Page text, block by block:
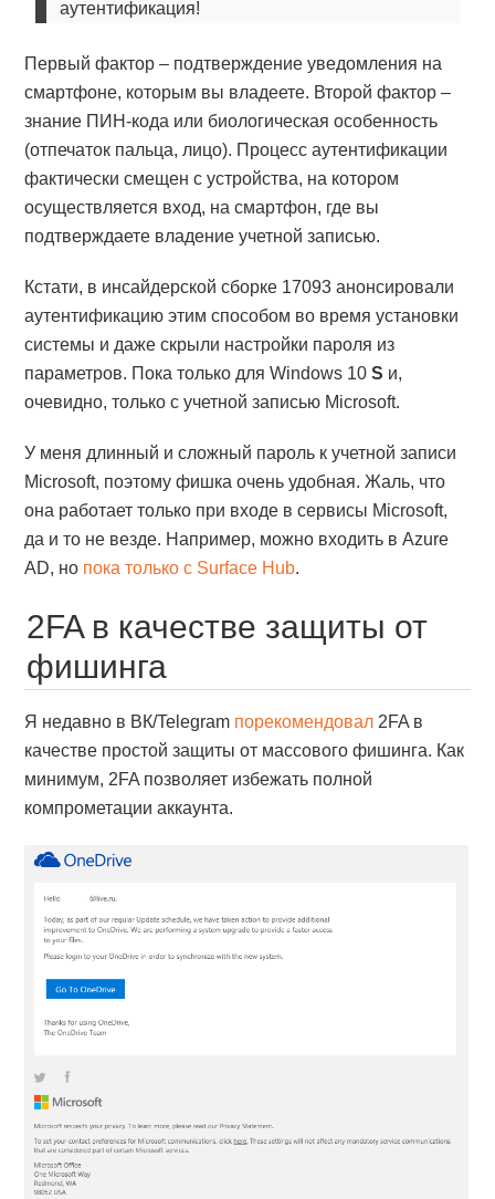
аутентификация!
Первый фактор – подтверждение уведомления на
смартфоне, которым вы владеете. Второй фактор –
знание ПИН-кода или биологическая особенность
(отпечаток пальца, лицо). Процесс аутентификации
фактически смещен с устройства, на котором
осуществляется вход, на смартфон, где вы
подтверждаете владение учетной записью.
Кстати, в инсайдерской сборке 17093 анонсировали
аутентификацию этим способом во время установки
системы и даже скрыли настройки пароля из
параметров. Пока только для Windows 10S и,
очевидно, только с учетной записью Microsoft.
У меня длинный и сложный пароль к учетной записи
Microsoft, поэтому фишка очень удобная. Жаль, что
она работает только при входе в сервисы Microsoft,
да и то не везде. Например, можно входить в Azure
AD, но пока только с Surface Hub.
2FA в качестве защиты от
фишинга
Я недавно в ВК/Telegram порекомендовал 2FA в
качестве простой защиты от массового фишинга. Как
минимум, 2FA позволяет избежать полной
компрометации аккаунта.